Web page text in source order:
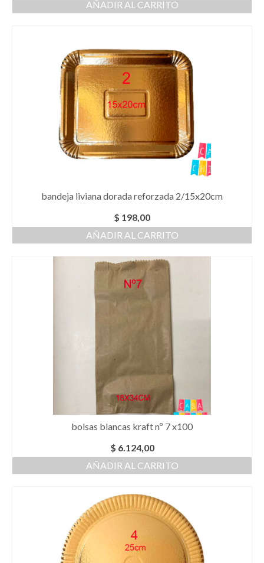
AÑADIR AL CARRITO
bandeja liviana dorada reforzada 2/15x20cm
$ 198,00
AÑADIR AL CARRITO
bolsas blancas kraft nº 7 x100
$ 6.124,00
AÑADIR AL CARRITO